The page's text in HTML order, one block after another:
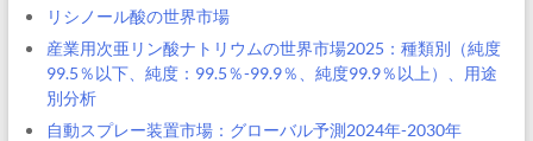
リシノール酸の世界市場
産業用次亜リン酸ナトリウムの世界市場2025：種類別（純度
99.5％以下、純度：99.5％-99.9％、純度99.9％以上）、用途
別分析
自動スプレー装置市場：グローバル予測2024年-2030年